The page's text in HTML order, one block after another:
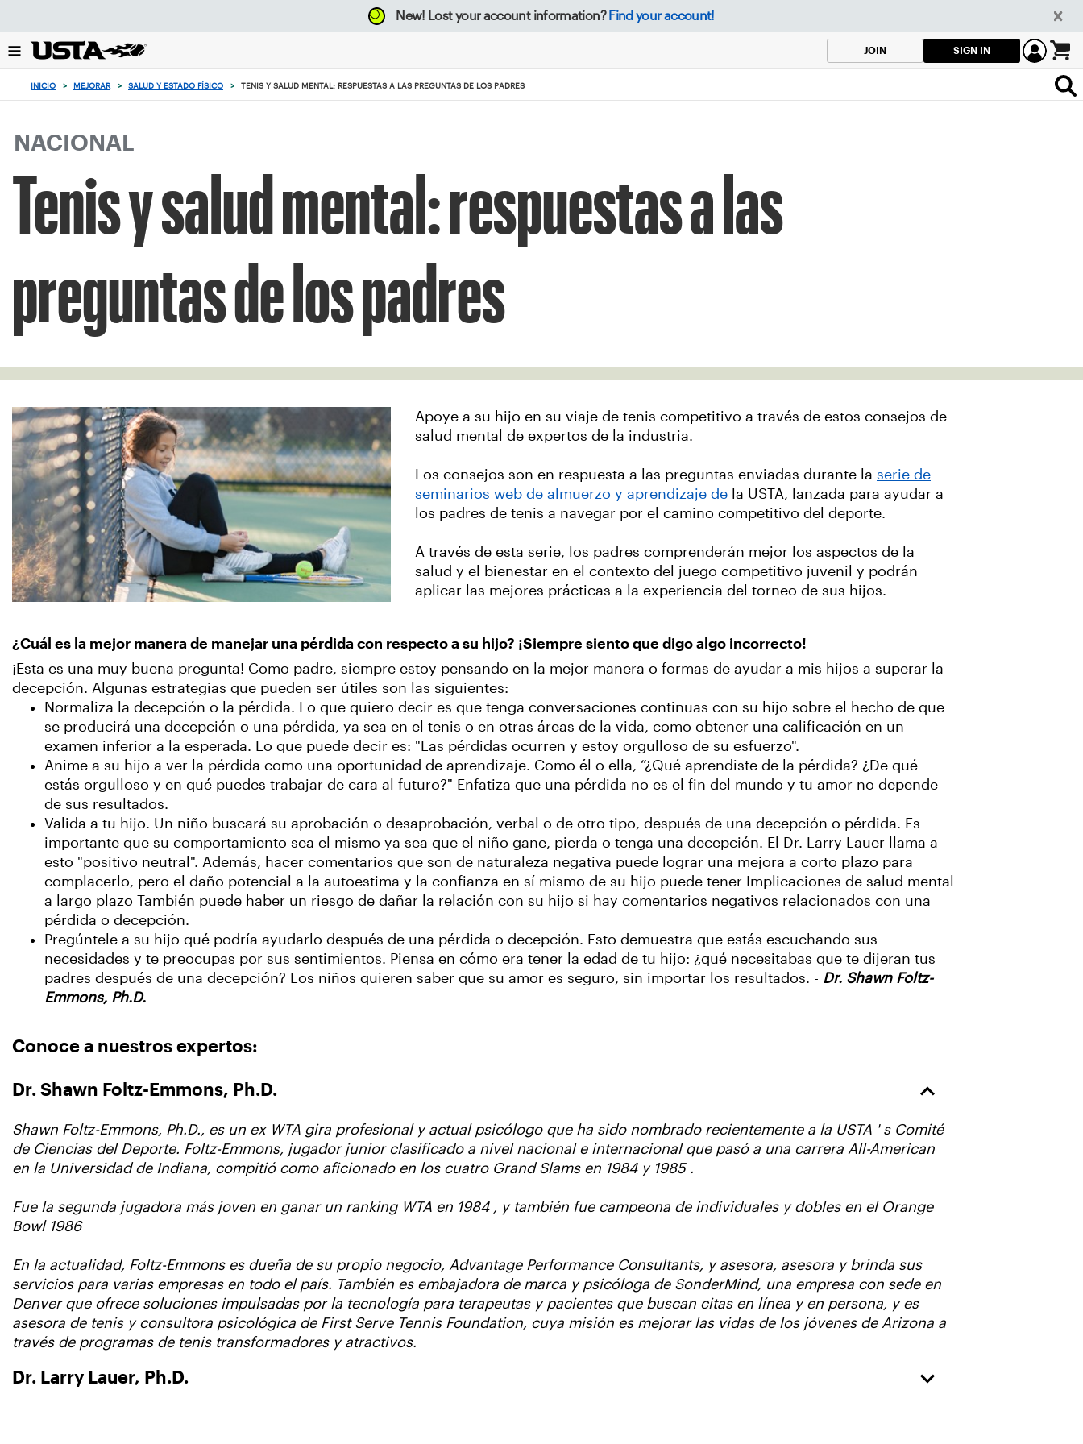
el
botón
principio
New! Lost your account information? Find your account!
JOIN SIGN IN
0
artículos
en
carrito
INICIO > MEJORAR > SALUD Y ESTADO FÍSICO > TENIS Y SALUD MENTAL: RESPUESTAS A LAS PREGUNTAS DE LOS PADRES
NACIONAL
Tenis y salud mental: respuestas a las
preguntas de los padres
Apoye a su hijo en su viaje de tenis competitivo a través de estos consejos de
salud mental de expertos de la industria.
Los consejos son en respuesta a las preguntas enviadas durante la serie de
seminarios web de almuerzo y aprendizaje de la USTA, lanzada para ayudar a
los padres de tenis a navegar por el camino competitivo del deporte.
A través de esta serie, los padres comprenderán mejor los aspectos de la
salud y el bienestar en el contexto del juego competitivo juvenil y podrán
aplicar las mejores prácticas a la experiencia del torneo de sus hijos.
¿Cuál es la mejor manera de manejar una pérdida con respecto a su hijo? ¡Siempre siento que digo algo incorrecto!
¡Esta es una muy buena pregunta! Como padre, siempre estoy pensando en la mejor manera o formas de ayudar a mis hijos a superar la
decepción. Algunas estrategias que pueden ser útiles son las siguientes:
Normaliza la decepción o la pérdida. Lo que quiero decir es que tenga conversaciones continuas con su hijo sobre el hecho de que
se producirá una decepción o una pérdida, ya sea en el tenis o en otras áreas de la vida, como obtener una calificación en un
examen inferior a la esperada. Lo que puede decir es: "Las pérdidas ocurren y estoy orgulloso de su esfuerzo".
Anime a su hijo a ver la pérdida como una oportunidad de aprendizaje. Como él o ella, “¿Qué aprendiste de la pérdida? ¿De qué
estás orgulloso y en qué puedes trabajar de cara al futuro?" Enfatiza que una pérdida no es el fin del mundo y tu amor no depende
de sus resultados.
Valida a tu hijo. Un niño buscará su aprobación o desaprobación, verbal o de otro tipo, después de una decepción o pérdida. Es
importante que su comportamiento sea el mismo ya sea que el niño gane, pierda o tenga una decepción. El Dr. Larry Lauer llama a
esto "positivo neutral". Además, hacer comentarios que son de naturaleza negativa puede lograr una mejora a corto plazo para
complacerlo, pero el daño potencial a la autoestima y la confianza en sí mismo de su hijo puede tener Implicaciones de salud mental
a largo plazo También puede haber un riesgo de dañar la relación con su hijo si hay comentarios negativos relacionados con una
pérdida o decepción.
Pregúntele a su hijo qué podría ayudarlo después de una pérdida o decepción. Esto demuestra que estás escuchando sus
necesidades y te preocupas por sus sentimientos. Piensa en cómo era tener la edad de tu hijo: ¿qué necesitabas que te dijeran tus
padres después de una decepción? Los niños quieren saber que su amor es seguro, sin importar los resultados. - Dr. Shawn Foltz-
Emmons, Ph.D.
Conoce a nuestros expertos:
Dr. Shawn Foltz-Emmons, Ph.D.
Shawn Foltz-Emmons, Ph.D., es un ex WTA gira profesional y actual psicólogo que ha sido nombrado recientemente a la USTA ' s Comité
de Ciencias del Deporte. Foltz-Emmons, jugador junior clasificado a nivel nacional e internacional que pasó a una carrera All-American
en la Universidad de Indiana, compitió como aficionado en los cuatro Grand Slams en 1984 y 1985 .
Fue la segunda jugadora más joven en ganar un ranking WTA en 1984 , y también fue campeona de individuales y dobles en el Orange
Bowl 1986
En la actualidad, Foltz-Emmons es dueña de su propio negocio, Advantage Performance Consultants, y asesora, asesora y brinda sus
servicios para varias empresas en todo el país. También es embajadora de marca y psicóloga de SonderMind, una empresa con sede en
Denver que ofrece soluciones impulsadas por la tecnología para terapeutas y pacientes que buscan citas en línea y en persona, y es
asesora de tenis y consultora psicológica de First Serve Tennis Foundation, cuya misión es mejorar las vidas de los jóvenes de Arizona a
través de programas de tenis transformadores y atractivos.
Dr. Larry Lauer, Ph.D.